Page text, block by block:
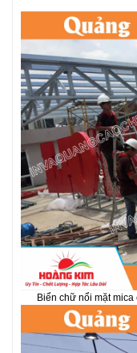
Biển chữ nổi mặt